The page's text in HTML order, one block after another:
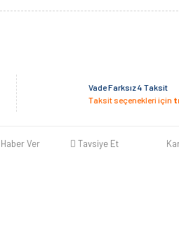
Vade Farksız 4 Taksit
Taksit seçenekleri için
Ver Tavsiye Et